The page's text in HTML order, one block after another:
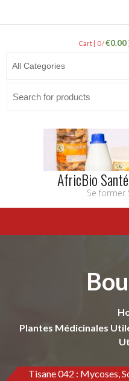
Cart [ 0 /€0.00]
AfricBio
Se former
Plantes Médicinales
Tisane 042 : Mycoses,